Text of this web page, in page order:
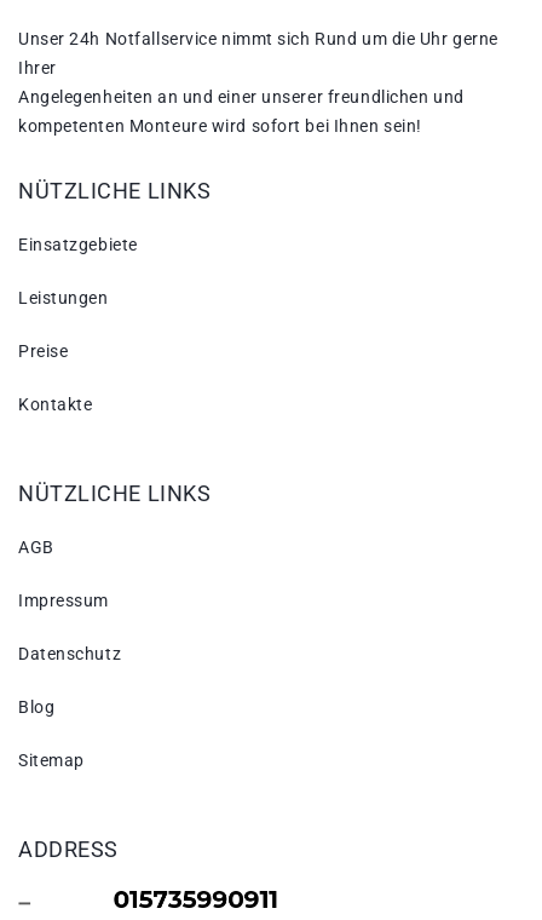
Unser 24h Notfallservice nimmt sich Rund um die Uhr gerne
Ihrer
Angelegenheiten an und einer unserer freundlichen und
kompetenten Monteure wird sofort bei Ihnen sein!
NÜTZLICHE LINKS
Einsatzgebiete
Leistungen
Preise
Kontakte
NÜTZLICHE LINKS
AGB
Impressum
Datenschutz
Blog
Sitemap
ADDRESS